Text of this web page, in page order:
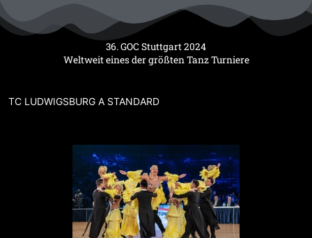
Inhalt
36. GOC Stuttgart 2024
Weltweit eines der größten Tanz Turniere
TC LUDWIGSBURG A STANDARD